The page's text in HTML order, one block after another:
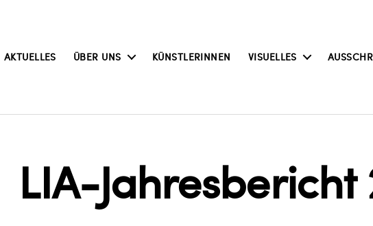
AKTUELLES ÜBER UNS KÜNSTLERINNEN VISUELLES
LIA-Jahresbericht